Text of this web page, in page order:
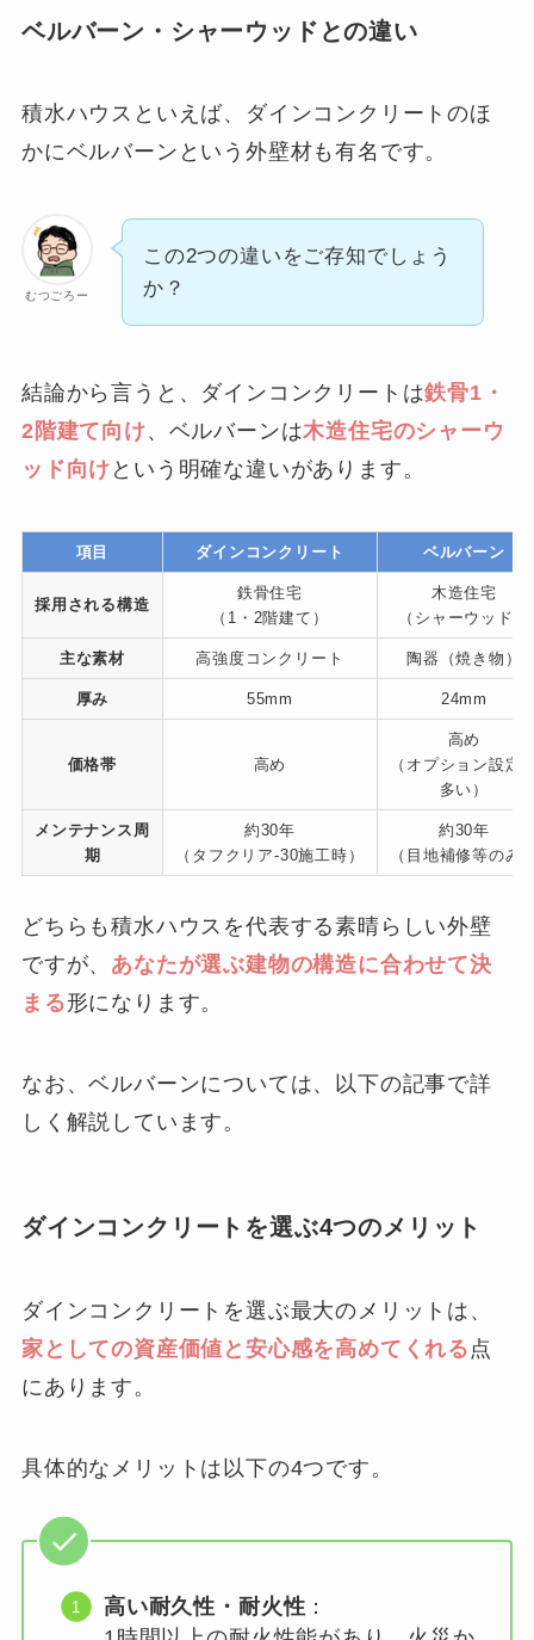
ベルバーン・シャーウッドとの違い
積水ハウスといえば、ダインコンクリートのほ
かにベルバーンという外壁材も有名です。
むつごろー
この2つの違いをご存知でしょう
か？
結論から言うと、ダインコンクリートは鉄骨1・
2階建て向け 、ベルバーンは木造住宅のシャーウ
ッド向け という明確な違いがあります。
項目 ダインコンクリート ベルバーン
採用される構造
鉄骨住宅
（1・2階建て）
木造住宅
（シャーウッド）
主な素材 高強度コンクリート 陶器（焼き物）
厚み 55mm 24mm
価格帯 高め
高め
（オプション設定
多い）
メンテナンス周
期
約30年
（タフクリア-30施工時）
約30年
（目地補修等のみ
どちらも積水ハウスを代表する素晴らしい外壁
ですが、 あなたが選ぶ建物の構造に合わせて決
まる形になります。
なお、ベルバーンについては、以下の記事で詳
しく解説しています。
ダインコンクリートを選ぶ4つのメリット
ダインコンクリートを選ぶ最大のメリットは、
家としての資産価値と安心感を高めてくれる 点
にあります。
具体的なメリットは以下の4つです。
高い耐久性・耐火性 ：